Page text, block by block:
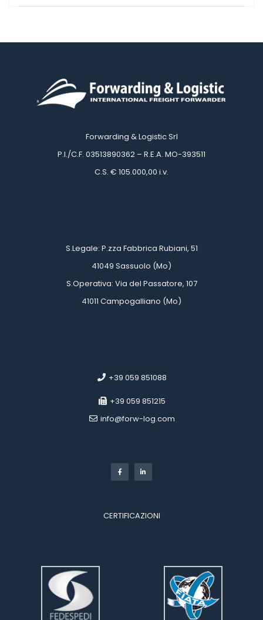
Forwarding & Logistic Srl
P.I./C.F. 03513890362 – R.E.A. MO-393511
C.S. € 105.000,00 i.v.
S.Legale: P.zza Fabbrica Rubiani, 51
41049 Sassuolo (Mo)
S.Operativa: Via del Passatore, 107
41011 Campogalliano (Mo)
+39 059 851088
+39 059 851215
info@forw-log.com
CERTIFICAZIONI